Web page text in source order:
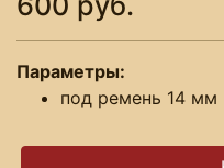
Параметры:
под ремень 14 мм